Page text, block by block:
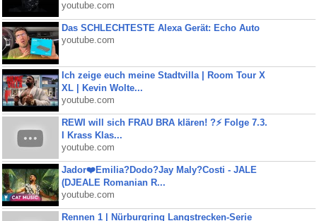
youtube.com
Das SCHLECHTESTE Alexa Gerät: Echo Auto
youtube.com
Ich zeige euch meine Stadtvilla | Room Tour X
XL | Kevin Wolte...
youtube.com
REWI will sich FRAU BRA klären! ?⚡️ Folge 7.3.
I Krass Klas...
youtube.com
Jador❤️Emilia?Dodo?Jay Maly?Costi - JALE
(DJEALE Romanian R...
youtube.com
Rennen 1 | Nürburgring Langstrecken-Serie